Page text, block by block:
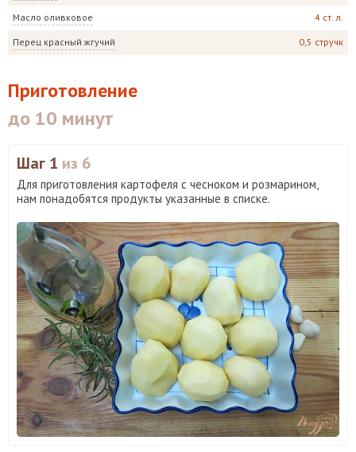
Масло оливковое 4 ст. л.
Перец красный жгучий 0,5 стручк
Приготовление
до 10 минут
Шаг 1 из 6
Для приготовления картофеля с чесноком и розмарином,
нам понадобятся продукты указанные в списке.